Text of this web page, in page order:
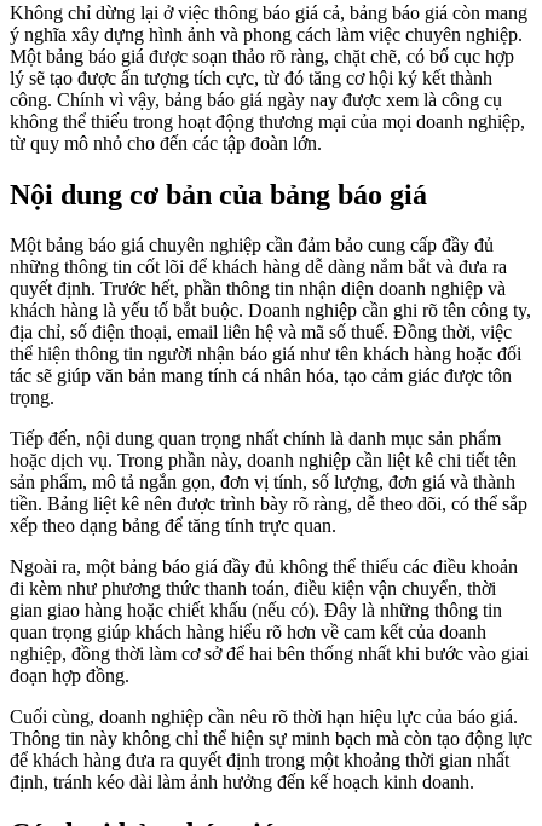
Không chỉ dừng lại ở việc thông báo giá cả, bảng báo giá còn mang
ý nghĩa xây dựng hình ảnh và phong cách làm việc chuyên nghiệp.
Một bảng báo giá được soạn thảo rõ ràng, chặt chẽ, có bố cục hợp
lý sẽ tạo được ấn tượng tích cực, từ đó tăng cơ hội ký kết thành
công. Chính vì vậy, bảng báo giá ngày nay được xem là công cụ
không thể thiếu trong hoạt động thương mại của mọi doanh nghiệp,
từ quy mô nhỏ cho đến các tập đoàn lớn.
Nội dung cơ bản của bảng báo giá
Một bảng báo giá chuyên nghiệp cần đảm bảo cung cấp đầy đủ
những thông tin cốt lõi để khách hàng dễ dàng nắm bắt và đưa ra
quyết định. Trước hết, phần thông tin nhận diện doanh nghiệp và
khách hàng là yếu tố bắt buộc. Doanh nghiệp cần ghi rõ tên công ty,
địa chỉ, số điện thoại, email liên hệ và mã số thuế. Đồng thời, việc
thể hiện thông tin người nhận báo giá như tên khách hàng hoặc đối
tác sẽ giúp văn bản mang tính cá nhân hóa, tạo cảm giác được tôn
trọng.
Tiếp đến, nội dung quan trọng nhất chính là danh mục sản phẩm
hoặc dịch vụ. Trong phần này, doanh nghiệp cần liệt kê chi tiết tên
sản phẩm, mô tả ngắn gọn, đơn vị tính, số lượng, đơn giá và thành
tiền. Bảng liệt kê nên được trình bày rõ ràng, dễ theo dõi, có thể sắp
xếp theo dạng bảng để tăng tính trực quan.
Ngoài ra, một bảng báo giá đầy đủ không thể thiếu các điều khoản
đi kèm như phương thức thanh toán, điều kiện vận chuyển, thời
gian giao hàng hoặc chiết khấu (nếu có). Đây là những thông tin
quan trọng giúp khách hàng hiểu rõ hơn về cam kết của doanh
nghiệp, đồng thời làm cơ sở để hai bên thống nhất khi bước vào giai
đoạn hợp đồng.
Cuối cùng, doanh nghiệp cần nêu rõ thời hạn hiệu lực của báo giá.
Thông tin này không chỉ thể hiện sự minh bạch mà còn tạo động lực
để khách hàng đưa ra quyết định trong một khoảng thời gian nhất
định, tránh kéo dài làm ảnh hưởng đến kế hoạch kinh doanh.